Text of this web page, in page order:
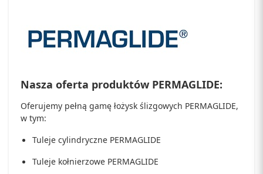
Nasza oferta produktów PERMAGLIDE:
Oferujemy pełną gamę łożysk ślizgowych PERMAGLIDE,
w tym:
Tuleje cylindryczne PERMAGLIDE
Tuleje kołnierzowe PERMAGLIDE